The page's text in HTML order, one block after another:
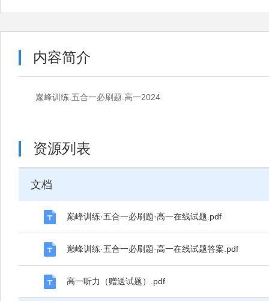
内容简介
巅峰训练.五合一必刷题.高一2024
资源列表
文档
巅峰训练·五合一必刷题·高一在线试题.pdf
巅峰训练·五合一必刷题·高一在线试题答案.pdf
高一听力（赠送试题）.pdf